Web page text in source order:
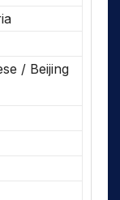
/ Beijing